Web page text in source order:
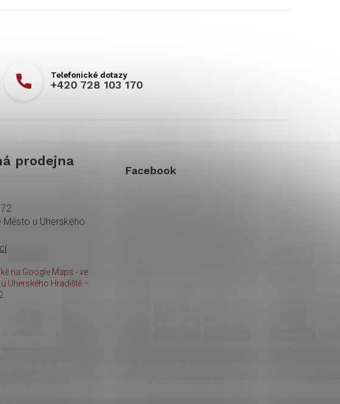
+420 728 103 170
prodejna
Město u Uherského
na Google Maps - ve
Uherského Hradiště –
Facebook